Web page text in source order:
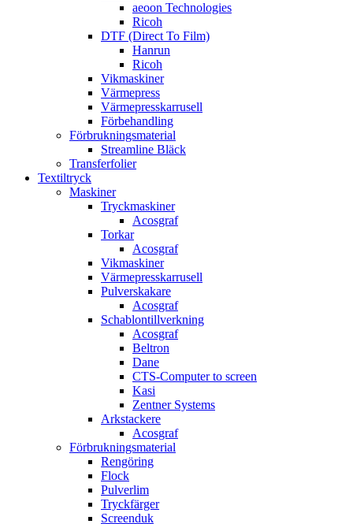
aeoon Technologies
Ricoh
DTF (Direct To Film)
Hanrun
Ricoh
Vikmaskiner
Värmepress
Värmepresskarrusell
Förbehandling
Förbrukningsmaterial
Streamline Bläck
Transferfolier
Textiltryck
Maskiner
Tryckmaskiner
Acosgraf
Torkar
Acosgraf
Vikmaskiner
Värmepresskarrusell
Pulverskakare
Acosgraf
Schablontillverkning
Acosgraf
Beltron
Dane
CTS-Computer to screen
Kasi
Zentner Systems
Arkstackere
Acosgraf
Förbrukningsmaterial
Rengöring
Flock
Pulverlim
Tryckfärger
Screenduk